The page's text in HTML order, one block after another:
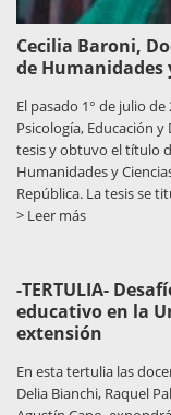
Cecilia Baroni,
de Humanidades
El pasado 1° de julio
Psicología, Educación
tesis y obtuvo el título
Humanidades y
República. La tesis se
> Leer más
-TERTULIA-
educativo en la
extensión
En esta tertulia las
Delia Bianchi, Raquel